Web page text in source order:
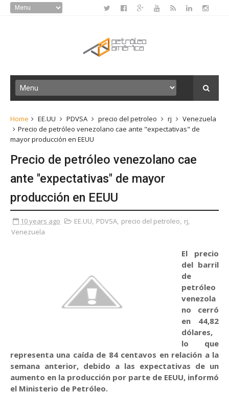
Home EE.UU PDVSA precio del petroleo rj
Venezuela
Precio de petróleo venezolano cae ante "expectativas" de
mayor producción en EEUU
Precio de petróleo venezolano cae
ante "expectativas" de mayor
producción en EEUU
10 years ago EE.UU, PDVSA, precio del petroleo, rj,
Venezuela
El precio
del barril
de
petróleo
venezola
no cerró
en 44,82
dólares,
lo que
representa una caída de 84 centavos en relación a la
semana anterior, debido a las expectativas de un
aumento en la producción por parte de EEUU, informó
el Ministerio de Petróleo.